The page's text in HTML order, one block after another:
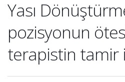
Yası
pozisyonun
terapistin tamir